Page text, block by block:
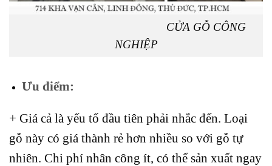
CỬA GỖ CÔNG
NGHIỆP
Ưu điểm:
+ Giá cả là yếu tố đầu tiên phải nhắc đến. Loại
gỗ này có giá thành rẻ hơn nhiều so với gỗ tự
nhiên. Chi phí nhân công ít, có thể sản xuất ngay